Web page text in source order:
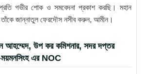
গভীর শোক ও সমবেদনা প্রকাশ করছি। মহান
তাঁকে জান্নাতুল ফেরদৌস নসীব করুন, আমীন।
আহম্মেদ, উপ কর কমিশনার, সদর দপ্তর
এর NOC